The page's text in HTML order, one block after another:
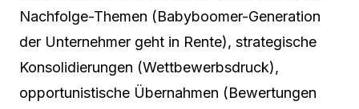
Nachfolge-Themen (Babyboomer-Generation
der Unternehmer geht in Rente), strategische
Konsolidierungen (Wettbewerbsdruck),
opportunistische Übernahmen (Bewertungen